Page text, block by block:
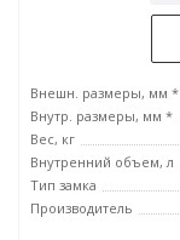
Внешн. размеры, мм *
Внутр. размеры, мм *
Вес, кг
Внутренний объем, л
Тип замка
Производитель